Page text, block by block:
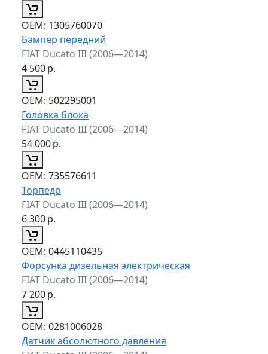
ОЕМ: 1305760070
Бампер передний
FIAT Ducato III (2006—2014)
4 500р.
ОЕМ: 502295001
Головка блока
FIAT Ducato III (2006—2014)
54 000р.
ОЕМ: 735576611
Торпедо
FIAT Ducato III (2006—2014)
6 300р.
ОЕМ: 0445110435
Форсунка дизельная электрическая
FIAT Ducato III (2006—2014)
7 200р.
ОЕМ: 0281006028
Датчик абсолютного давления